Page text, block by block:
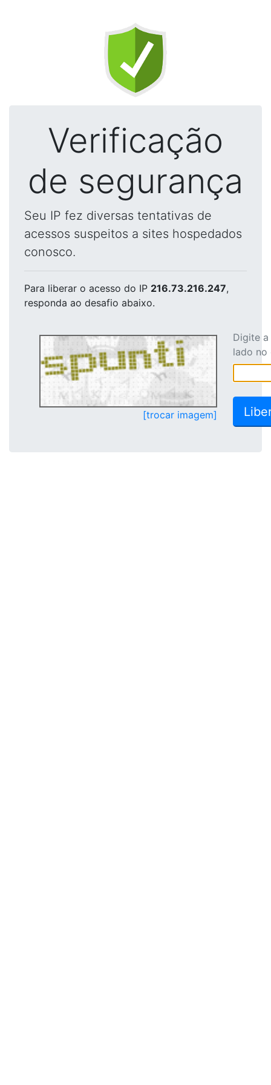
Verificação
de segurança
Seu IP fez diversas tentativas de
acessos suspeitos a sites hospedados
conosco.
Para liberar o acesso do IP 216.73.216.247,
responda ao desafio abaixo.
[trocar imagem]
Digite
lado no